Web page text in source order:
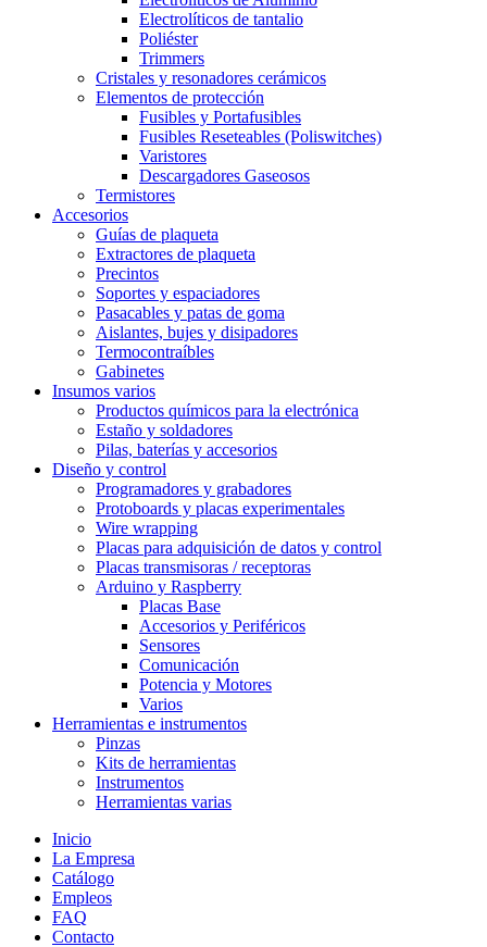
Electrolíticos de tantalio
Poliéster
Trimmers
Cristales y resonadores cerámicos
Elementos de protección
Fusibles y Portafusibles
Fusibles Reseteables (Poliswitches)
Varistores
Descargadores Gaseosos
Termistores
Accesorios
Guías de plaqueta
Extractores de plaqueta
Precintos
Soportes y espaciadores
Pasacables y patas de goma
Aislantes, bujes y disipadores
Termocontraíbles
Gabinetes
Insumos varios
Productos químicos para la electrónica
Estaño y soldadores
Pilas, baterías y accesorios
Diseño y control
Programadores y grabadores
Protoboards y placas experimentales
Wire wrapping
Placas para adquisición de datos y control
Placas transmisoras / receptoras
Arduino y Raspberry
Placas Base
Accesorios y Periféricos
Sensores
Comunicación
Potencia y Motores
Varios
Herramientas e instrumentos
Pinzas
Kits de herramientas
Instrumentos
Herramientas varias
Inicio
La Empresa
Catálogo
Empleos
FAQ
Contacto